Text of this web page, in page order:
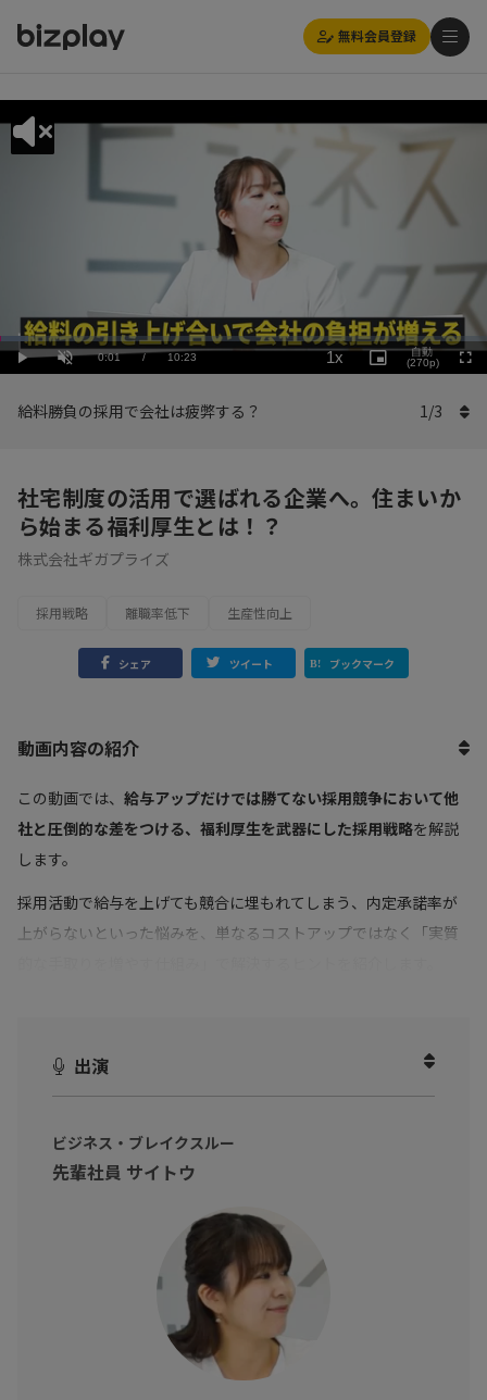
無料会員登録
Play UnmuteCurrent
0:01 / Duration
10:23
Loaded:
5.78%
1x
Playback
Rate
Picture-
in-
自動
(270p)
給料勝負の採用で会社は疲弊する？ 1/3
社宅制度の活用で選ばれる企業へ。住まいか
ら始まる福利厚生とは！？
株式会社ギガプライズ
採用戦略 離職率低下 生産性向上
シェア ツイート ブックマーク
動画内容の紹介
この動画では、 給与アップだけでは勝てない採用競争において他
社と圧倒的な差をつける、福利厚生を武器にした採用戦略を解説
します。
採用活動で給与を上げても競合に埋もれてしまう、内定承諾率が
上がらないといった悩みを、単なるコストアップではなく「実質
今住んでいる賃貸物件をそのまま社宅化できる「福利厚生社宅」
の仕組みを紐解き、給与を上げずに従業員の満足度と定着率を同
制度設計から日々の運用までを一括代行するギガプライズの支援
く、全国約3,600店舗のネットワークを活かした「選ばれる会社」
へのアップデートを実現する具体策を紹介します。
※動画内のデータや実数、所属・肩書は撮影当時のものです
出演
ビジネス・ブレイクスルー
先輩社員 サイトウ